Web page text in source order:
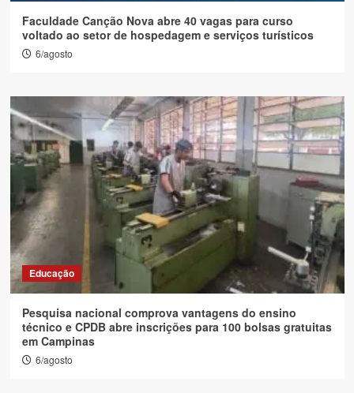
Faculdade Canção Nova abre 40 vagas para curso
voltado ao setor de hospedagem e serviços turísticos
6/agosto
Educação
Pesquisa nacional comprova vantagens do ensino
técnico e CPDB abre inscrições para 100 bolsas gratuitas
em Campinas
6/agosto